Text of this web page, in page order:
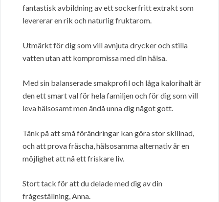
fantastisk avbildning av ett sockerfritt extrakt som
levererar en rik och naturlig fruktarom.
Utmärkt för dig som vill avnjuta drycker och stilla
vatten utan att kompromissa med din hälsa.
Med sin balanserade smakprofil och låga kalorihalt är
den ett smart val för hela familjen och för dig som vill
leva hälsosamt men ändå unna dig något gott.
Tänk på att små förändringar kan göra stor skillnad,
och att prova fräscha, hälsosamma alternativ är en
möjlighet att nå ett friskare liv.
Stort tack för att du delade med dig av din
frågeställning, Anna.